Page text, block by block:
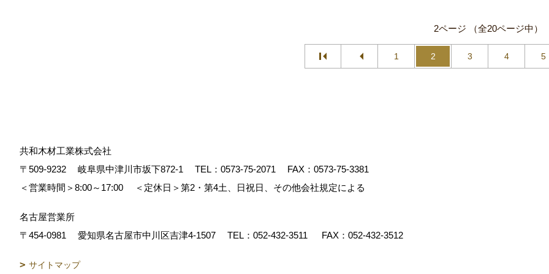
2ページ （全20ページ中）
1 2 3 4 5
共和木材工業株式会社
〒509-9232
岐阜県中津川市坂下872‐1 TEL： 0573-75-2071
FAX：0573-75-3381
＜営業時間＞8:00～17:00
＜定休日＞第2・第4土、日祝日、その他会社規定による
名古屋営業所
〒454-0981
愛知県名古屋市中川区吉津4-1507 TEL： 052-432-3511 FAX：052-432-3512
サイトマップ